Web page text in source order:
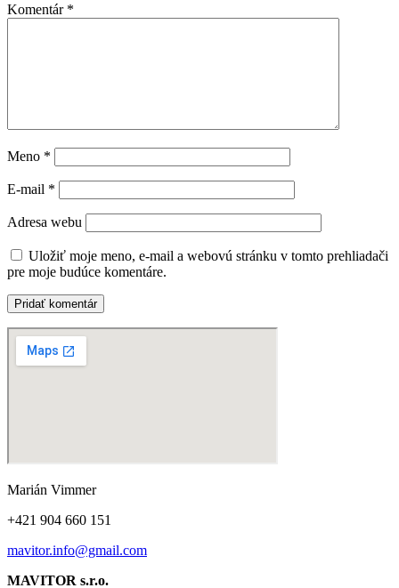
Komentár *
Meno *
E-mail *
Adresa webu
Uložiť moje meno, e-mail a webovú stránku v tomto prehliadači
pre moje budúce komentáre.
Marián Vimmer
+421 904 660 151
mavitor.info@gmail.com
MAVITOR s.r.o.